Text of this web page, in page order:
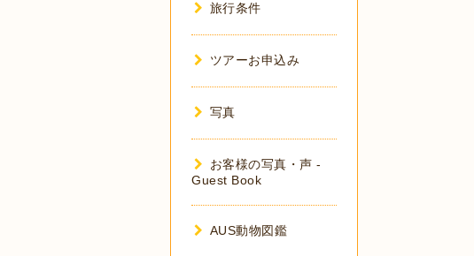
旅行条件
ツアーお申込み
写真
お客様の写真・声 -
Guest Book
AUS動物図鑑